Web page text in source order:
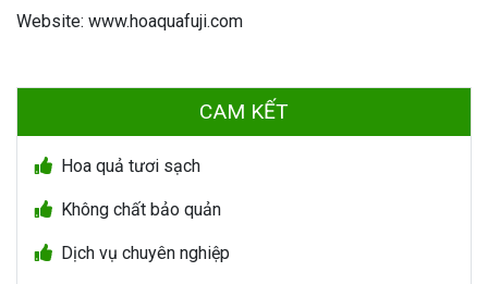
Website: www.hoaquafuji.com
CAM KẾT
Hoa quả tươi sạch
Không chất bảo quản
Dịch vụ chuyên nghiệp